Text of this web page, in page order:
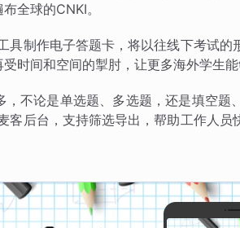
全球的CNKI。
具制作电子答题卡，将以往线下考试的
时间和空间的掣肘，让更多海外学生能
不论是单选题、多选题，还是填空题
客后台，支持筛选导出，帮助工作人员